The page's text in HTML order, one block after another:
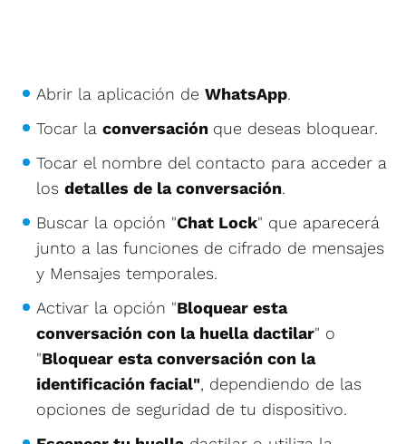
Abrir la aplicación de WhatsApp.
Tocar la conversación que deseas bloquear.
Tocar el nombre del contacto para acceder a
los detalles de la conversación.
Buscar la opción "Chat Lock" que aparecerá
junto a las funciones de cifrado de mensajes
y Mensajes temporales.
Activar la opción "Bloquear esta
conversación con la huella dactilar" o
"Bloquear esta conversación con la
identificación facial", dependiendo de las
opciones de seguridad de tu dispositivo.